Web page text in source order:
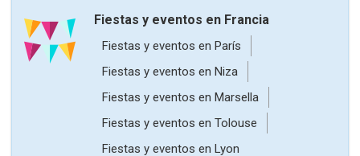
Fiestas y eventos en Francia
Fiestas y eventos en París
Fiestas y eventos en Niza
Fiestas y eventos en Marsella
Fiestas y eventos en Tolouse
Fiestas y eventos en Lyon